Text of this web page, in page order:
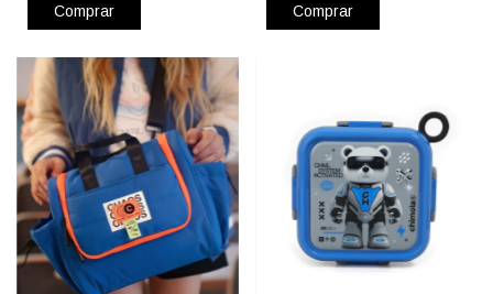
Comprar Comprar